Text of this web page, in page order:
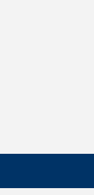
bis 24. April
mit über 75
und
bot den